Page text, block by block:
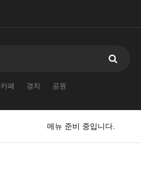
카페 경치 공원
메뉴 준비 중입니다.